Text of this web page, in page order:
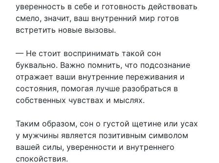
уверенность в себе и готовность действовать
смело, значит, ваш внутренний мир готов
встретить новые вызовы.
— Не стоит воспринимать такой сон
буквально. Важно помнить, что подсознание
отражает ваши внутренние переживания и
состояния, помогая лучше разобраться в
собственных чувствах и мыслях.
Таким образом, сон о густой щетине или усах
у мужчины является позитивным символом
вашей силы, уверенности и внутреннего
спокойствия.